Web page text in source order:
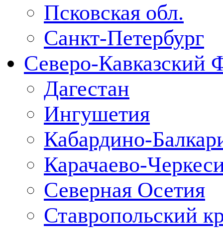
Псковская обл.
Санкт-Петербург
Северо-Кавказский
Дагестан
Ингушетия
Кабардино-
Карачаево-
Северная Осетия
Ставропольский